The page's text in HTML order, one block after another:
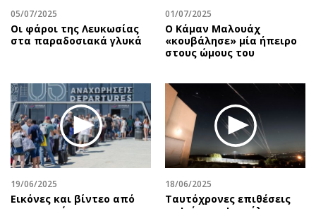
05/07/2025
Οι φάροι της Λευκωσίας
στα παραδοσιακά γλυκά
01/07/2025
Ο Κάμαν Μαλουάχ
«κουβάλησε» μία ήπειρο
στους ώμους του
19/06/2025
Εικόνες και βίντεο από
18/06/2025
Ταυτόχρονες επιθέσεις